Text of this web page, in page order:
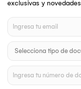
exclusivas y novedades